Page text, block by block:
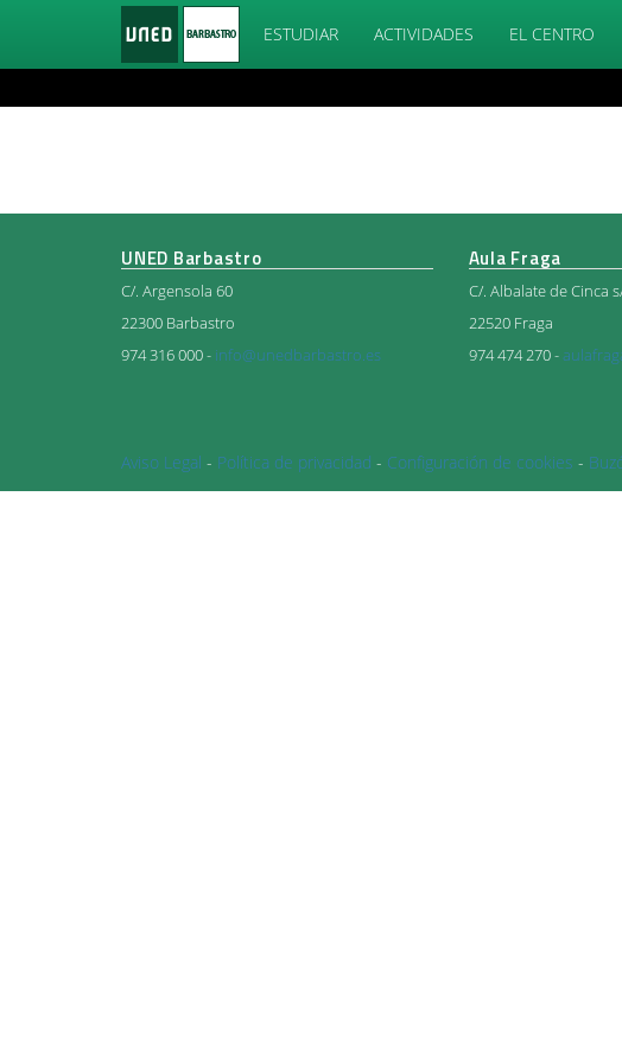
ESTUDIAR ACTIVIDADES EL CENTRO
UNED Barbastro
C/. Argensola 60
22300 Barbastro
974 316 000 - info@unedbarbastro.es
Aula Fraga
C/. Albalate de Cinca
22520 Fraga
974 474 270 -
Aviso Legal - Política de privacidad - Configuración de cookies -